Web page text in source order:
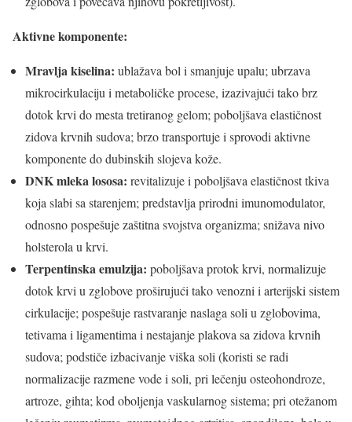
Aktivne komponente:
Mravlja kiselina: ublažava bol i smanjuje upalu; ubrzava
mikrocirkulaciju i metaboličke procese, izazivajući tako brz
dotok krvi do mesta tretiranog gelom; poboljšava elastičnost
zidova krvnih sudova; brzo transportuje i sprovodi aktivne
komponente do dubinskih slojeva kože.
DNK mleka lososa: revitalizuje i poboljšava elastičnost tkiva
koja slabi sa starenjem; predstavlja prirodni imunomodulator,
odnosno pospešuje zaštitna svojstva organizma; snižava nivo
holsterola u krvi.
Terpentinska emulzija: poboljšava protok krvi, normalizuje
dotok krvi u zglobove proširujući tako venozni i arterijski sistem
cirkulacije; pospešuje rastvaranje naslaga soli u zglobovima,
tetivama i ligamentima i nestajanje plakova sa zidova krvnih
sudova; podstiče izbacivanje viška soli (koristi se radi
normalizacije razmene vode i soli, pri lečenju osteohondroze,
artroze, gihta; kod oboljenja vaskularnog sistema; pri otežanom